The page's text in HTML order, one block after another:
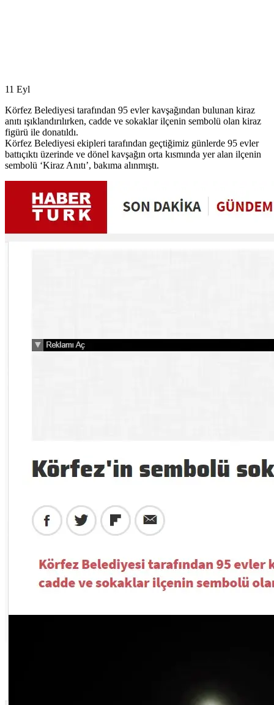
11 Eyl
Körfez Belediyesi tarafından 95 evler kavşağından bulunan kiraz
anıtı ışıklandırılırken, cadde ve sokaklar ilçenin sembolü olan kiraz
figürü ile donatıldı.
Körfez Belediyesi ekipleri tarafından geçtiğimiz günlerde 95 evler
battıçıktı üzerinde ve dönel kavşağın orta kısmında yer alan ilçenin
sembolü ‘Kiraz Anıtı’, bakıma alınmıştı.